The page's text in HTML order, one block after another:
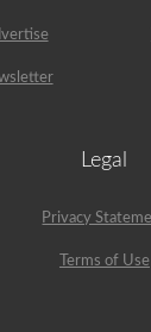
Legal
Privacy
Terms of Use